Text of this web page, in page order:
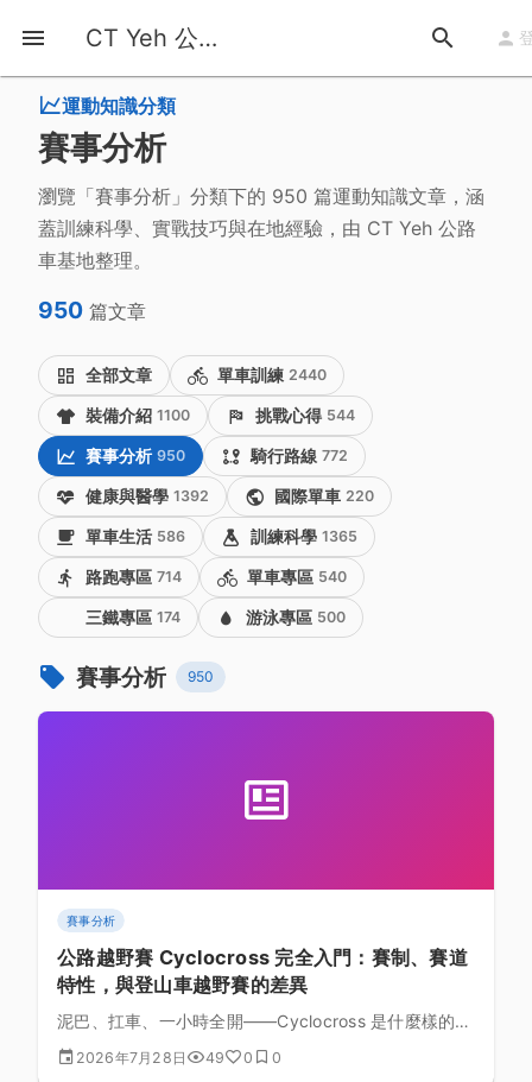
CT Yeh 公路車基地
首頁 運動知識 Race Analysis
運動知識分類
賽事分析
瀏覽「賽事分析」分類下的 950 篇運動知識文章，涵
蓋訓練科學、實戰技巧與在地經驗，由 CT Yeh 公路
車基地整理。
950 篇文章
全部文章 單車訓練 2440
裝備介紹 1100 挑戰心得 544
賽事分析 950 騎行路線 772
健康與醫學 1392 國際單車 220
單車生活 586 訓練科學 1365
路跑專區 714 單車專區 540
三鐵專區 174 游泳專區 500
賽事分析 950
賽事分析
公路越野賽 Cyclocross 完全入門：賽制、賽道
特性，與登山車越野賽的差異
泥巴、扛車、一小時全開——Cyclocross 是什麼樣的比
賽？從計時制賽制、維修區換車、賽道地形設計，到它
與 XCO 登山車越野賽的結構性差異，一次講清楚，並
2026年7月28日 49 0 0